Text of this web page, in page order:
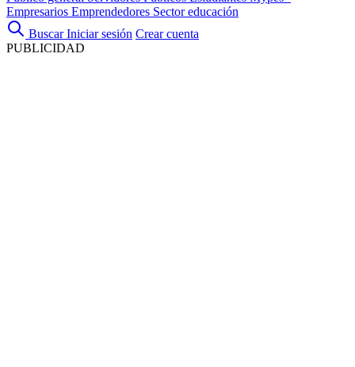
Empresarios Emprendedores Sector educación
Buscar Iniciar sesión Crear cuenta
PUBLICIDAD